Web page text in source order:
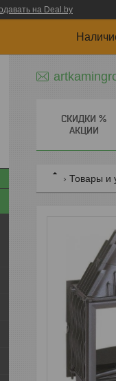
на Deal.by
СКИДКИ %
АКЦИИ
Товары и